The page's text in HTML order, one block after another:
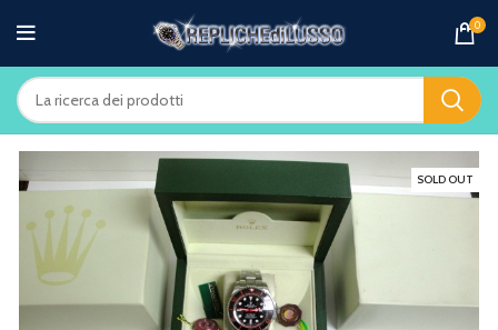
0
SOLD OUT